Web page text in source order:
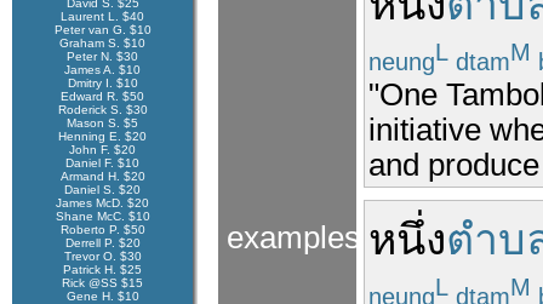
David S. $25
Laurent L. $40
Peter van G. $10
Graham S. $10
Peter N. $30
James A. $10
Dmitry I. $10
Edward R. $50
Roderick S. $30
Mason S. $5
Henning E. $20
John F. $20
Daniel F. $10
Armand H. $20
Daniel S. $20
James McD. $20
Shane McC. $10
Roberto P. $50
Derrell P. $20
Trevor O. $30
Patrick H. $25
Rick @SS $15
Gene H. $10
examples
neungL dtamM
"One
initiative
and
หนึ่งตำบ
neungL dtamM